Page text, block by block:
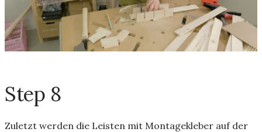
Step 8
Zuletzt werden die Leisten mit Montagekleber auf der